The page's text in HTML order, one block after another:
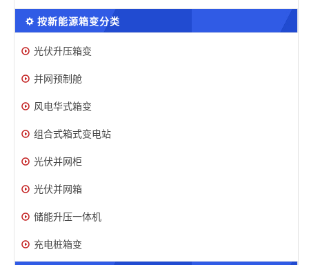
按新能源箱变分类
光伏升压箱变
并网预制舱
风电华式箱变
组合式箱式变电站
光伏并网柜
光伏并网箱
储能升压一体机
充电桩箱变